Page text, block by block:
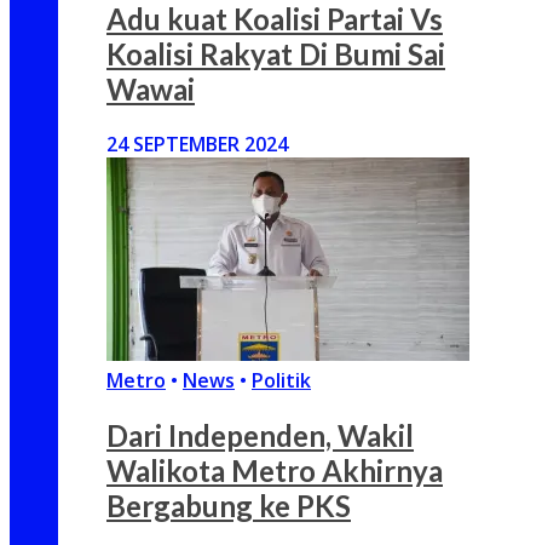
Adu kuat Koalisi Partai Vs
Koalisi Rakyat Di Bumi Sai
Wawai
24 SEPTEMBER 2024
Metro • News • Politik
Dari Independen, Wakil
Walikota Metro Akhirnya
Bergabung ke PKS